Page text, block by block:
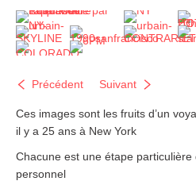
Précédent Suivant
Ces images sont les fruits d’un
il y a 25 ans à New York
Chacune est une étape particulière
personnel